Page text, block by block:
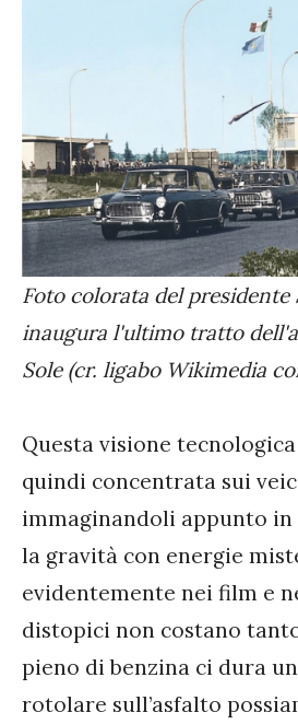
Foto colorata del presidente
inaugura l'ultimo tratto
Sole (cr. ligabo Wikimedia
Questa visione
quindi concentrata sui
immaginandoli appunto in
la gravità con energie
evidentemente nei film e
distopici non costano
pieno di benzina ci dura
rotolare sull’asfalto